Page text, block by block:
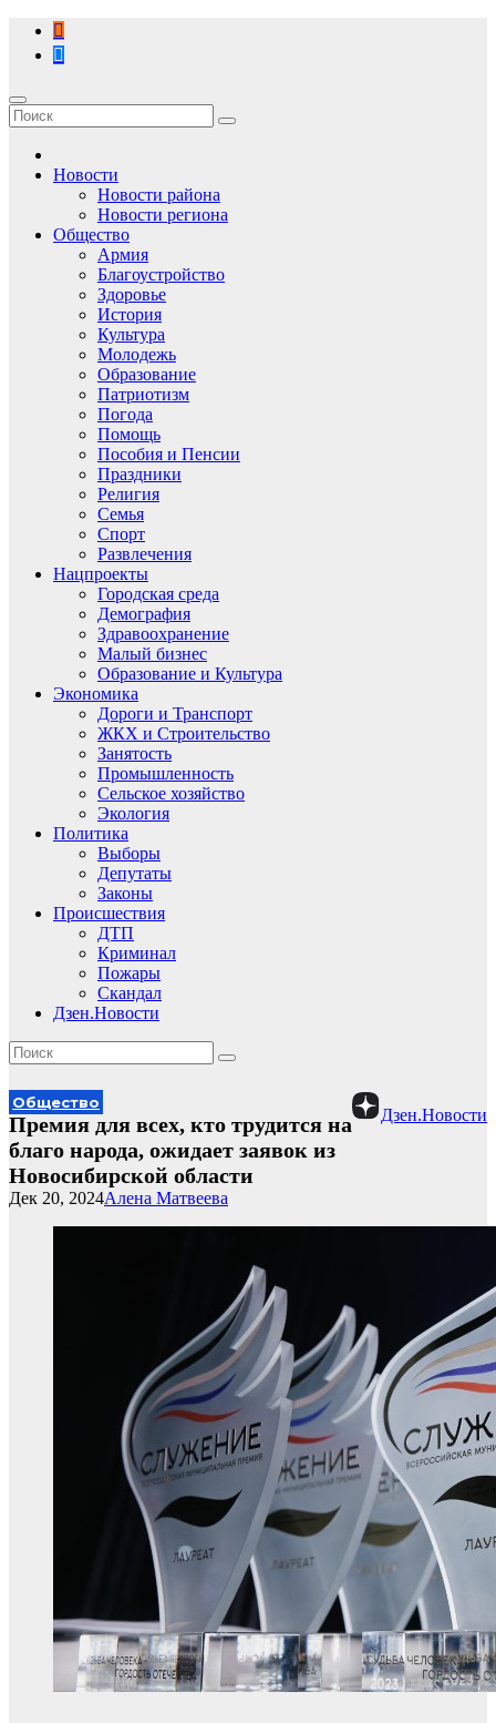
Перейти
содержимому
Новости
Новости района
Новости региона
Общество
Армия
Благоустройство
Здоровье
История
Культура
Молодежь
Образование
Патриотизм
Погода
Помощь
Пособия и Пенсии
Праздники
Религия
Семья
Спорт
Развлечения
Нацпроекты
Городская среда
Демография
Здравоохранение
Малый бизнес
Образование и Культура
Экономика
Дороги и Транспорт
ЖКХ и Строительство
Занятость
Промышленность
Сельское хозяйство
Экология
Политика
Выборы
Депутаты
Законы
Происшествия
ДТП
Криминал
Пожары
Скандал
Дзен.Новости
Дзен.Новости
Общество
Премия для всех, кто трудится на
благо народа, ожидает заявок из
Новосибирской области
Алена Матвеева
Дек 20, 2024